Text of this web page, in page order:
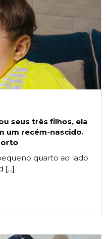
seus três filhos, ela
um recém-nascido.
quarto ao lado
[...]